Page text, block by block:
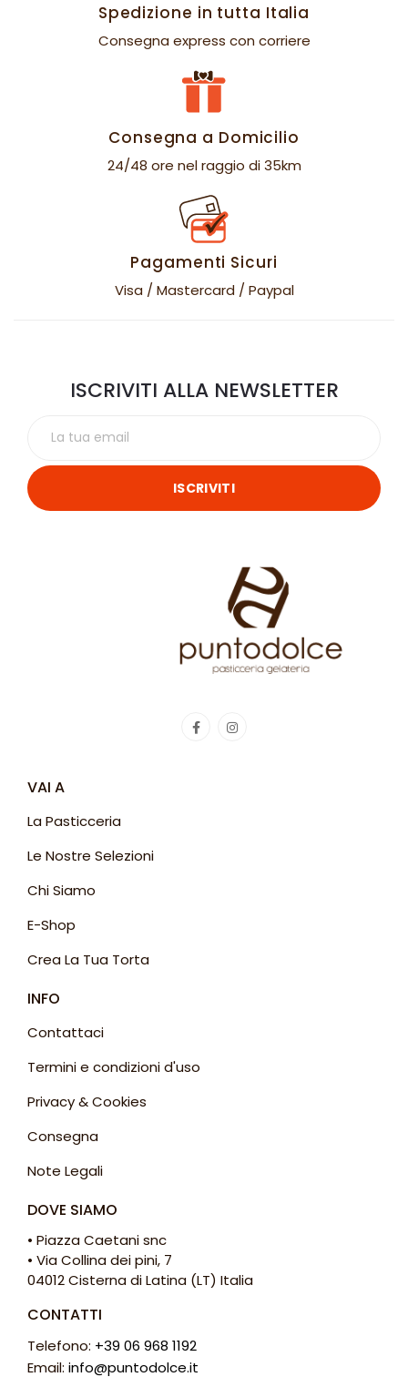
Spedizione in tutta Italia
Consegna express con corriere
Consegna a Domicilio
24/48 ore nel raggio di 35km
Pagamenti Sicuri
Visa / Mastercard / Paypal
ISCRIVITI ALLA NEWSLETTER
ISCRIVITI
VAI A
La Pasticceria
Le Nostre Selezioni
Chi Siamo
E-Shop
Crea La Tua Torta
INFO
Contattaci
Termini e condizioni d'uso
Privacy & Cookies
Consegna
Note Legali
DOVE SIAMO
• Piazza Caetani snc
• Via Collina dei pini, 7
04012 Cisterna di Latina (LT) Italia
CONTATTI
Telefono: +39 06 968 1192
Email: info@puntodolce.it